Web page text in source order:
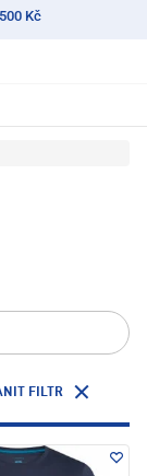
Kč
FILTR